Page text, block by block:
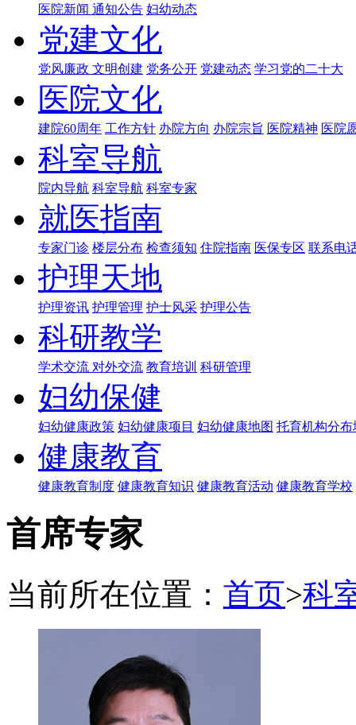
医院新闻 通知公告 妇幼动态
党建文化
党风廉政 文明创建 党务公开 党建动态 学习党的二十大
医院文化
建院60周年 工作方针 办院方向 办院宗旨 医院精神 医院
科室导航
院内导航 科室导航 科室专家
就医指南
专家门诊 楼层分布 检查须知 住院指南 医保专区 联系电
护理天地
护理资讯 护理管理 护士风采 护理公告
科研教学
学术交流 对外交流 教育培训 科研管理
妇幼保健
妇幼健康政策 妇幼健康项目 妇幼健康地图 托育机构分布
健康教育
健康教育制度 健康教育知识 健康教育活动 健康教育学校
首席专家
当前所在位置： 首页>科